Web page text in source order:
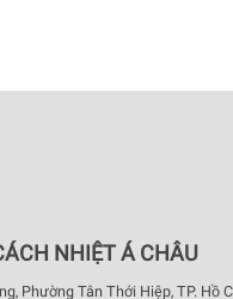
NHIỆT Á CHÂU
Phường Tân Thới Hiệp, TP. Hồ